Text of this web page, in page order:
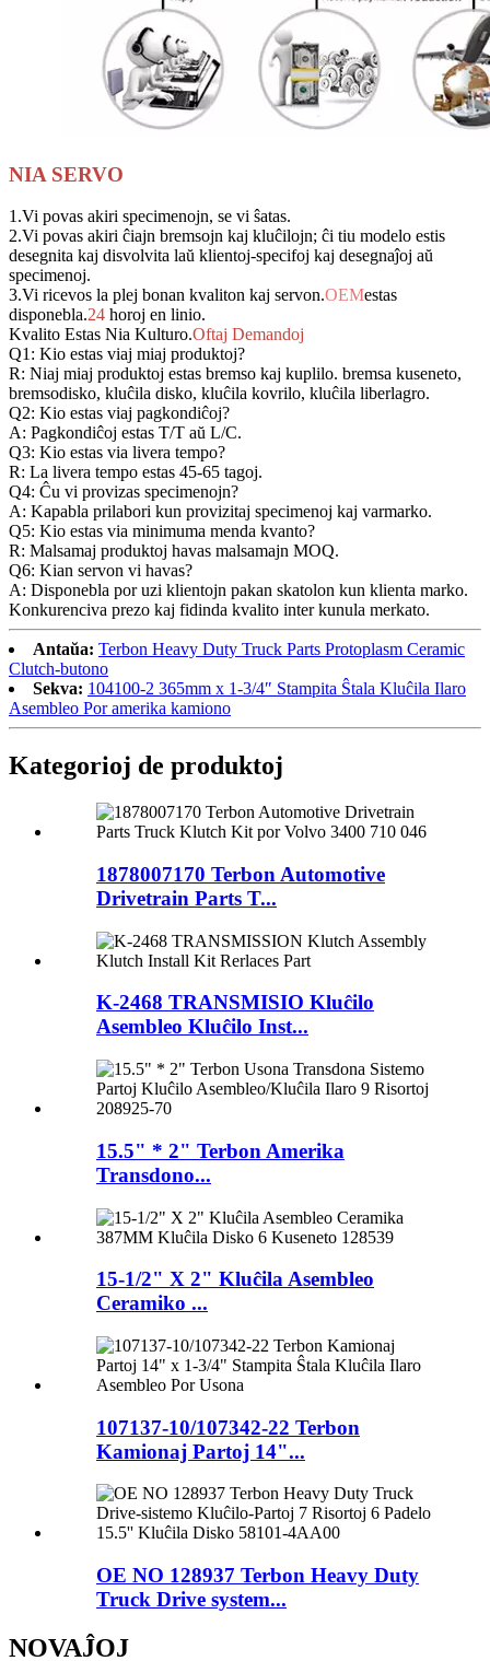
NIA SERVO
1.Vi povas akiri specimenojn, se vi ŝatas.
2.Vi povas akiri ĉiajn bremsojn kaj kluĉilojn; ĉi tiu modelo estis
desegnita kaj disvolvita laŭ klientoj-specifoj kaj desegnaĵoj aŭ
specimenoj.
3.Vi ricevos la plej bonan kvaliton kaj servon.OEMestas
disponebla.24 horoj en linio.
Kvalito Estas Nia Kulturo.Oftaj Demandoj
Q1: Kio estas viaj miaj produktoj?
R: Niaj miaj produktoj estas bremso kaj kuplilo. bremsa kuseneto,
bremsodisko, kluĉila disko, kluĉila kovrilo, kluĉila liberlagro.
Q2: Kio estas viaj pagkondiĉoj?
A: Pagkondiĉoj estas T/T aŭ L/C.
Q3: Kio estas via livera tempo?
R: La livera tempo estas 45-65 tagoj.
Q4: Ĉu vi provizas specimenojn?
A: Kapabla prilabori kun provizitaj specimenoj kaj varmarko.
Q5: Kio estas via minimuma menda kvanto?
R: Malsamaj produktoj havas malsamajn MOQ.
Q6: Kian servon vi havas?
A: Disponebla por uzi klientojn pakan skatolon kun klienta marko.
Konkurenciva prezo kaj fidinda kvalito inter kunula merkato.
Antaŭa: Terbon Heavy Duty Truck Parts Protoplasm Ceramic
Clutch-butono
Sekva: 104100-2 365mm x 1-3/4″ Stampita Ŝtala Kluĉila Ilaro
Asembleo Por amerika kamiono
Kategorioj de produktoj
1878007170 Terbon Automotive
Drivetrain Parts T...
K-2468 TRANSMISIO Kluĉilo
Asembleo Kluĉilo Inst...
15.5" * 2" Terbon Amerika
Transdono...
15-1/2" X 2" Kluĉila Asembleo
Ceramiko ...
107137-10/107342-22 Terbon
Kamionaj Partoj 14"...
OE NO 128937 Terbon Heavy Duty
Truck Drive system...
NOVAĴOJ